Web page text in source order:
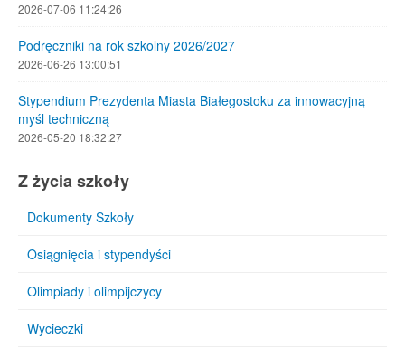
2026-07-06 11:24:26
Podręczniki na rok szkolny 2026/2027
2026-06-26 13:00:51
Stypendium Prezydenta Miasta Białegostoku za innowacyjną
myśl techniczną
2026-05-20 18:32:27
Z życia szkoły
Dokumenty Szkoły
Osiągnięcia i stypendyści
Olimpiady i olimpijczycy
Wycieczki